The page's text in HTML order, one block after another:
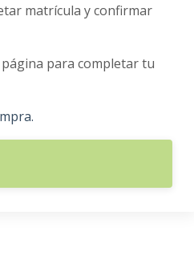
matrícula y confirmar
para completar tu